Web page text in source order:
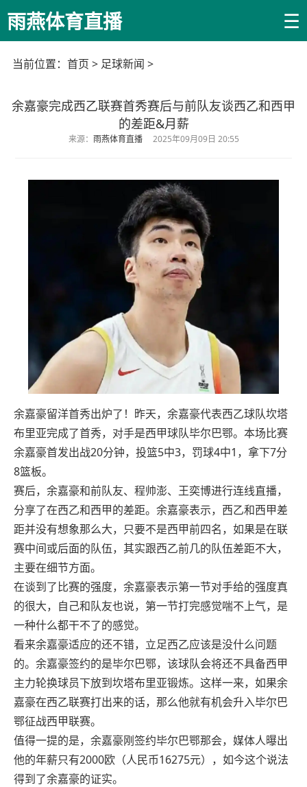
雨燕体育直播 ☰
当前位置： 首页 > 足球新闻 >
余嘉豪完成西乙联赛首秀赛后与前队友谈西乙和西甲
的差距&月薪
来源： 雨燕体育直播 2025年09月09日 20:55
余嘉豪留洋首秀出炉了！昨天，余嘉豪代表西乙球队坎塔
布里亚完成了首秀，对手是西甲球队毕尔巴鄂。本场比赛
余嘉豪首发出战20分钟，投篮5中3，罚球4中1，拿下7分
8篮板。
赛后，余嘉豪和前队友、程帅澎、王奕博进行连线直播，
分享了在西乙和西甲的差距。余嘉豪表示，西乙和西甲差
距并没有想象那么大，只要不是西甲前四名，如果是在联
赛中间或后面的队伍，其实跟西乙前几的队伍差距不大，
主要在细节方面。
在谈到了比赛的强度，余嘉豪表示第一节对手给的强度真
的很大，自己和队友也说，第一节打完感觉喘不上气，是
一种什么都干不了的感觉。
看来余嘉豪适应的还不错，立足西乙应该是没什么问题
的。余嘉豪签约的是毕尔巴鄂，该球队会将还不具备西甲
主力轮换球员下放到坎塔布里亚锻炼。这样一来，如果余
嘉豪在西乙联赛打出来的话，那么他就有机会升入毕尔巴
鄂征战西甲联赛。
值得一提的是，余嘉豪刚签约毕尔巴鄂那会，媒体人曝出
他的年薪只有2000欧（人民币16275元），如今这个说法
得到了余嘉豪的证实。